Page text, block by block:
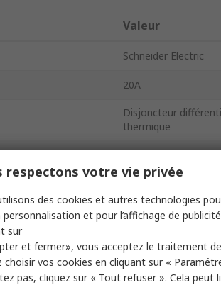
Valeur
Schneider Electric
20A
Disjoncteur
thermique
Resi9
Resi9 XP DD
30mA
déclenchement Type C
respectons votre vie privée
des cookies et autres technologies
personnalisation et pour l’affichage de
sur
et fermer», vous acceptez le traitement
choisir vos cookies en cliquant sur «
pas, cliquez sur « Tout refuser ». Cela peut